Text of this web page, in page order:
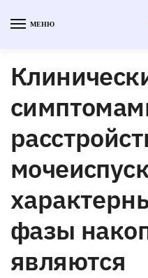
МЕНЮ
фазы
являются